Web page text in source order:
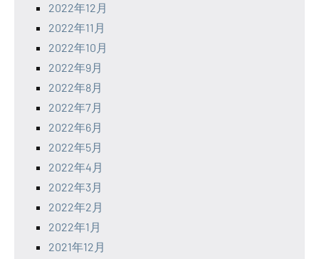
2022年12月
2022年11月
2022年10月
2022年9月
2022年8月
2022年7月
2022年6月
2022年5月
2022年4月
2022年3月
2022年2月
2022年1月
2021年12月